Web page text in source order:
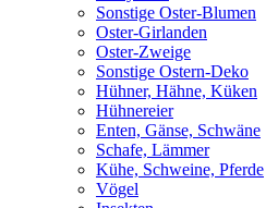
Sonstige Oster-Blumen
Oster-Girlanden
Oster-Zweige
Sonstige Ostern-Deko
Hühner, Hähne, Küken
Hühnereier
Enten, Gänse, Schwäne
Schafe, Lämmer
Kühe, Schweine, Pferde
Vögel